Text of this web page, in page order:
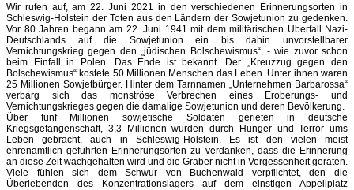
Wir rufen auf, am 22. Juni 2021 in den verschiedenen Erinnerungsorten in
Schleswig-Holstein der Toten aus den Ländern der Sowjetunion zu gedenken.
Vor 80 Jahren begann am 22. Juni 1941 mit dem militärischen Überfall Nazi-
Deutschlands auf die Sowjetunion ein bis dahin unvorstellbarer
Vernichtungskrieg gegen den „jüdischen Bolschewismus“, - wie zuvor schon
beim Einfall in Polen. Das Ende ist bekannt. Der „Kreuzzug gegen den
Bolschewismus“ kostete 50 Millionen Menschen das Leben. Unter ihnen waren
25 Millionen Sowjetbürger. Hinter dem Tarnnamen „Unternehmen Barbarossa“
verbarg sich das monströse Verbrechen eines Eroberungs- und
Vernichtungskrieges gegen die damalige Sowjetunion und deren Bevölkerung.
Über fünf Millionen sowjetische Soldaten gerieten in deutsche
Kriegsgefangenschaft, 3,3 Millionen wurden durch Hunger und Terror ums
Leben gebracht, auch in Schleswig-Holstein. Es ist den vielen meist
ehrenamtlich geführten Erinnerungsorten zu verdanken, dass die Erinnerung
an diese Zeit wachgehalten wird und die Gräber nicht in Vergessenheit geraten.
Viele fühlen sich dem Schwur von Buchenwald verpflichtet, den die
Überlebenden des Konzentrationslagers auf dem einstigen Appellplatz